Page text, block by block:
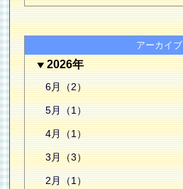
アーカイブ
2026年
6月（2）
5月（1）
4月（1）
3月（3）
2月（1）